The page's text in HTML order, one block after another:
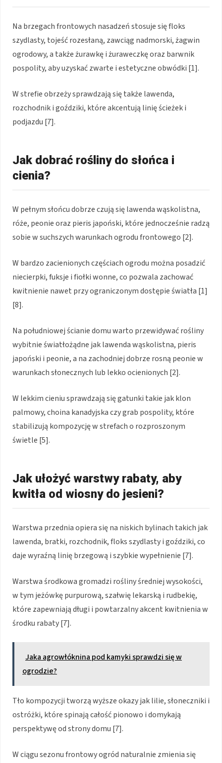
Na brzegach frontowych nasadzeń stosuje się floks
szydlasty, tojeść rozesłaną, zawciąg nadmorski, żagwin
ogrodowy, a także żurawkę i żuraweczkę oraz barwnik
pospolity, aby uzyskać zwarte i estetyczne obwódki [1].
W strefie obrzeży sprawdzają się także lawenda,
rozchodnik i goździki, które akcentują linię ścieżek i
podjazdu [7].
Jak dobrać rośliny do słońca i
cienia?
W pełnym słońcu dobrze czują się lawenda wąskolistna,
róże, peonie oraz pieris japoński, które jednocześnie radzą
sobie w suchszych warunkach ogrodu frontowego [2].
W bardzo zacienionych częściach ogrodu można posadzić
niecierpki, fuksje i fiołki wonne, co pozwala zachować
kwitnienie nawet przy ograniczonym dostępie światła [1]
[8].
Na południowej ścianie domu warto przewidywać rośliny
wybitnie światłożądne jak lawenda wąskolistna, pieris
japoński i peonie, a na zachodniej dobrze rosną peonie w
warunkach słonecznych lub lekko ocienionych [2].
W lekkim cieniu sprawdzają się gatunki takie jak klon
palmowy, choina kanadyjska czy grab pospolity, które
stabilizują kompozycję w strefach o rozproszonym
świetle [5].
Jak ułożyć warstwy rabaty, aby
kwitła od wiosny do jesieni?
Warstwa przednia opiera się na niskich bylinach takich jak
lawenda, bratki, rozchodnik, floks szydlasty i goździki, co
daje wyraźną linię brzegową i szybkie wypełnienie [7].
Warstwa środkowa gromadzi rośliny średniej wysokości,
w tym jeżówkę purpurową, szałwię lekarską i rudbekię,
które zapewniają długi i powtarzalny akcent kwitnienia w
środku rabaty [7].
Jaka agrowłóknina pod kamyki sprawdzi się w
ogrodzie?
Tło kompozycji tworzą wyższe okazy jak lilie, słoneczniki i
ostróżki, które spinają całość pionowo i domykają
perspektywę od strony domu [7].
W ciągu sezonu frontowy ogród naturalnie zmienia się